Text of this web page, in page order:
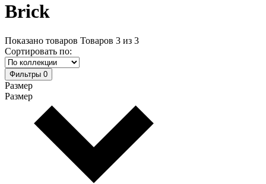
Brick
Показано товаров Товаров 3 из 3
Сортировать по:
Фильтры 0
Размер
Размер